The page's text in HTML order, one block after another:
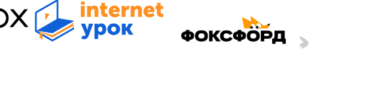
консолидация и поиск новых форматов — на
образования и умных девайсов.
13 март 2026 ›